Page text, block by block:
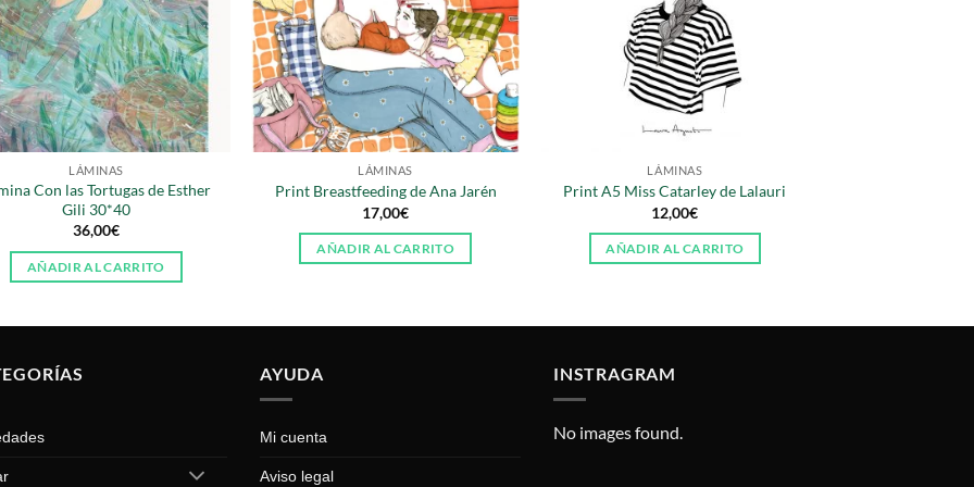
LÁMINAS
Con las Tortugas de Esther
Gili 30*40
36,00€
AÑADIR AL CARRITO
LÁMINAS
Print Breastfeeding de Ana Jarén
17,00€
AÑADIR AL CARRITO
LÁMINAS
Print A5 Miss Catarley de Lalauri
12,00€
AÑADIR AL CARRITO
AYUDA
Mi cuenta
Aviso legal
INSTRAGRAM
No images found.